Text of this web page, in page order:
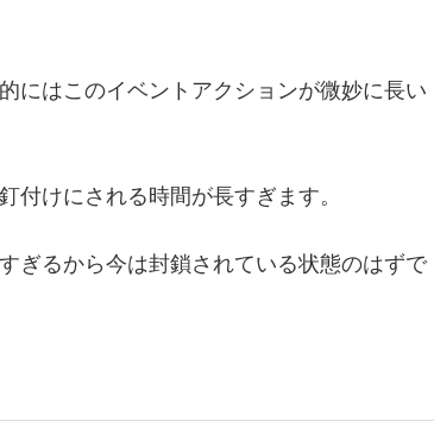
にはこのイベントアクションが微妙に長い
付けにされる時間が長すぎます。
ぎるから今は封鎖されている状態のはずで